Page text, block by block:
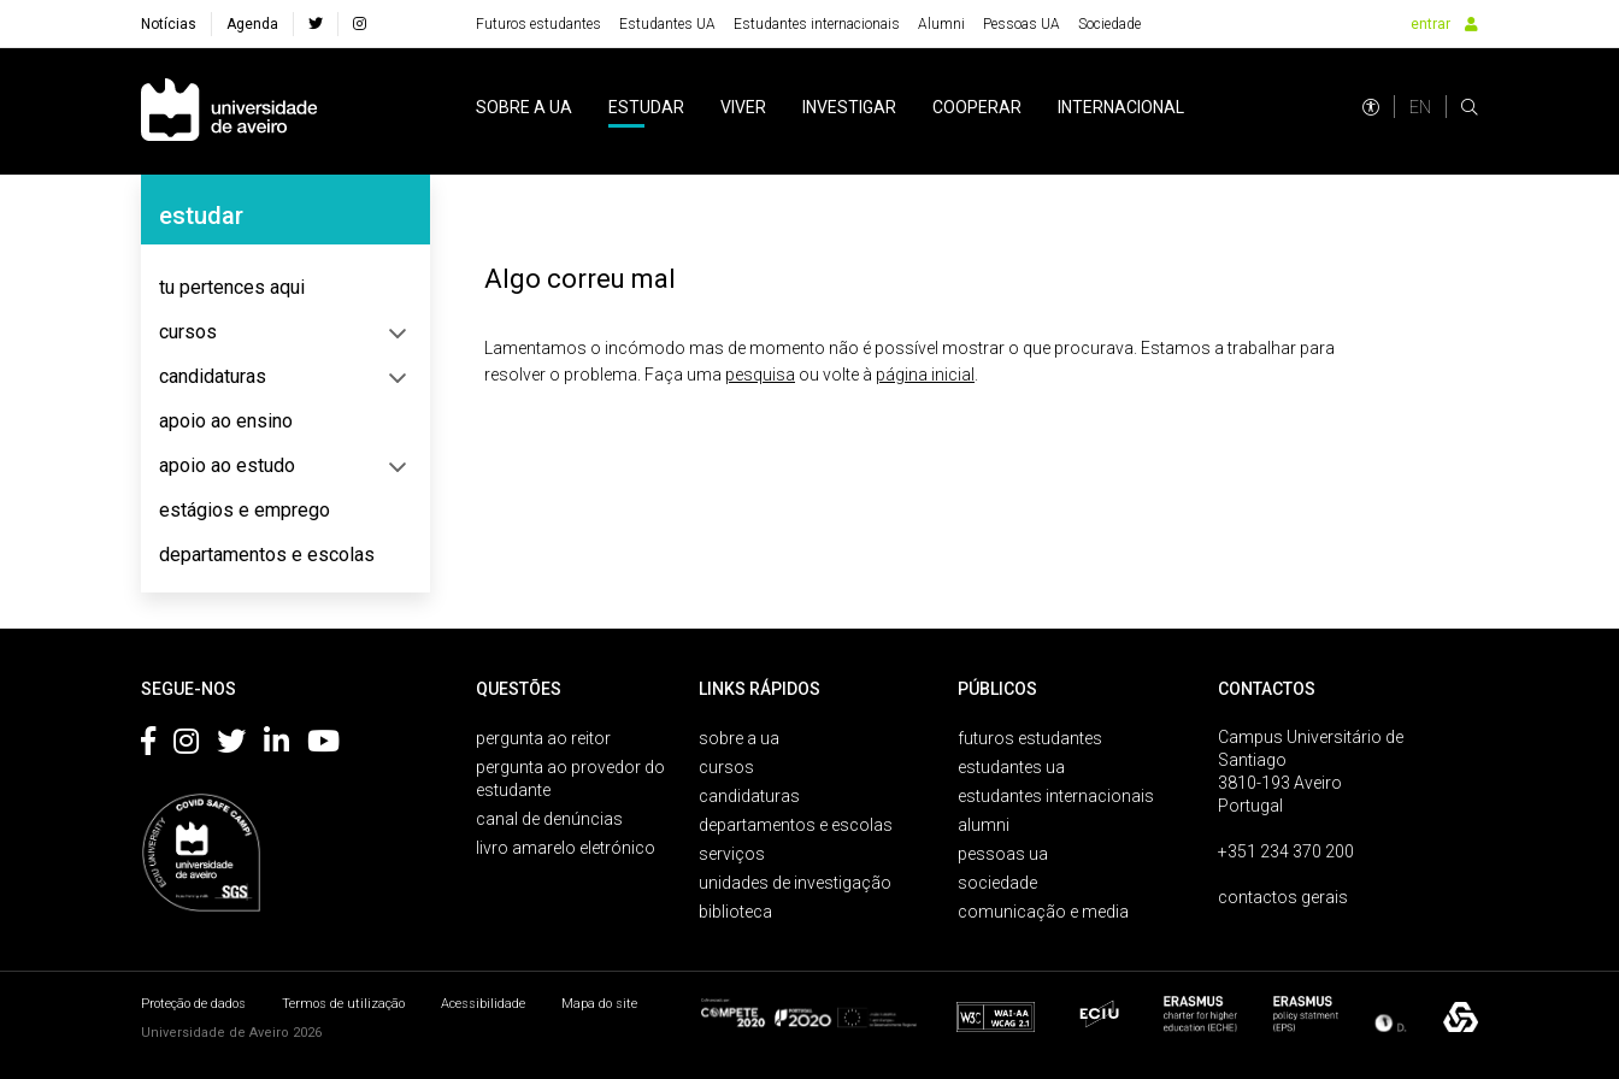
Notícias Agenda Futuros estudantes Estudantes UA Estudantes internacionais Alumni Pessoas UA Sociedade entrar
Navegação Principal
SOBRE A UA ESTUDAR VIVER INVESTIGAR COOPERAR INTERNACIONAL EN
Navegação Lateral
estudar
tu pertences aqui
cursos
candidaturas
apoio ao ensino
apoio ao estudo
estágios e emprego
departamentos e escolas
Algo correu mal
Lamentamos o incómodo mas de momento não é possível mostrar o que procurava. Estamos a trabalhar para
resolver o problema. Faça uma pesquisa ou volte à página inicial
SEGUE-NOS QUESTÕES
pergunta ao reitor
pergunta ao provedor do
estudante
canal de denúncias
livro amarelo eletrónico
LINKS RÁPIDOS
sobre a ua
cursos
candidaturas
departamentos e escolas
serviços
unidades de investigação
biblioteca
PÚBLICOS
futuros estudantes
estudantes ua
estudantes internacionais
alumni
pessoas ua
sociedade
comunicação e media
CONTACTOS
Campus Universitário de
Santiago
3810-193 Aveiro
Portugal
+351 234 370 200
contactos gerais
Proteção de dados Termos de utilização Acessibilidade
Mapa do site
Universidade de Aveiro 2026